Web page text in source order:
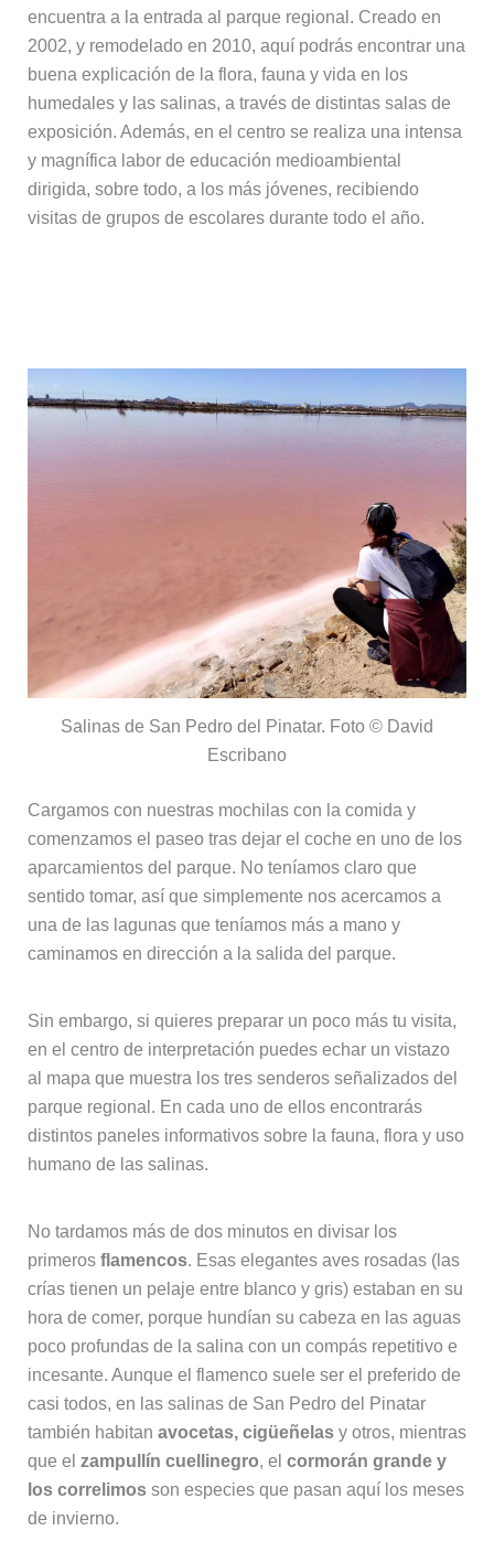
encuentra a la entrada al parque regional. Creado en
2002, y remodelado en 2010, aquí podrás encontrar una
buena explicación de la flora, fauna y vida en los
humedales y las salinas, a través de distintas salas de
exposición. Además, en el centro se realiza una intensa
y magnífica labor de educación medioambiental
dirigida, sobre todo, a los más jóvenes, recibiendo
visitas de grupos de escolares durante todo el año.
Salinas de San Pedro del Pinatar. Foto © David
Escribano
Cargamos con nuestras mochilas con la comida y
comenzamos el paseo tras dejar el coche en uno de los
aparcamientos del parque. No teníamos claro que
sentido tomar, así que simplemente nos acercamos a
una de las lagunas que teníamos más a mano y
caminamos en dirección a la salida del parque.
Sin embargo, si quieres preparar un poco más tu visita,
en el centro de interpretación puedes echar un vistazo
al mapa que muestra los tres senderos señalizados del
parque regional. En cada uno de ellos encontrarás
distintos paneles informativos sobre la fauna, flora y uso
humano de las salinas.
No tardamos más de dos minutos en divisar los
primeros flamencos. Esas elegantes aves rosadas (las
crías tienen un pelaje entre blanco y gris) estaban en su
hora de comer, porque hundían su cabeza en las aguas
poco profundas de la salina con un compás repetitivo e
incesante. Aunque el flamenco suele ser el preferido de
casi todos, en las salinas de San Pedro del Pinatar
también habitan avocetas, cigüeñelasy otros, mientras
que el zampullín cuellinegro, el cormorán grande y
los correlimosson especies que pasan aquí los meses
de invierno.